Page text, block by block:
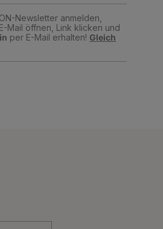
Newsletter anmelden,
Mail öffnen, Link klicken und
per E-Mail erhalten! Gleich